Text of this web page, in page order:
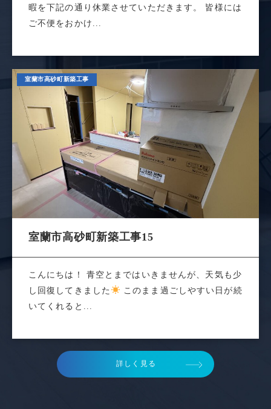
暇を下記の通り休業させていただきます。 皆様には
ご不便をおかけ...
室蘭市高砂町新築工事
室蘭市高砂町新築工事15
こんにちは！ 青空とまではいきませんが、天気も少
し回復してきました
このまま過ごしやすい日が続
いてくれると...
詳しく見る